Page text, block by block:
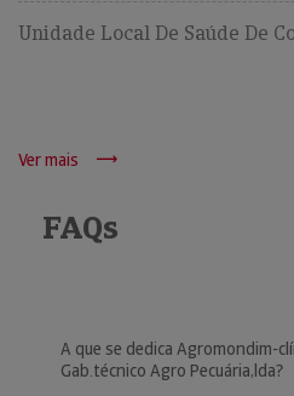
Unidade Local De Saúde De
Ver mais
FAQs
A que se dedica Agromondim-
Gab.técnico Agro Pecuária,lda?